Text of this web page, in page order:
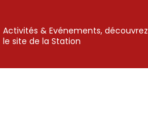
Activités & Evénements, découvrez
le site de la Station